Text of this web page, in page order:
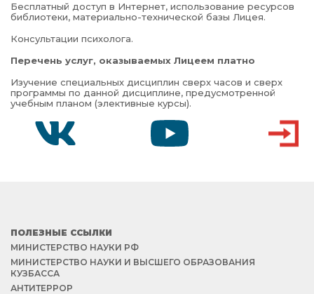
Бесплатный доступ в Интернет, использование ресурсов
библиотеки, материально-технической базы Лицея.
Консультации психолога.
Перечень услуг, оказываемых Лицеем платно
Изучение специальных дисциплин сверх часов и сверх
программы по данной дисциплине, предусмотренной
учебным планом (элективные курсы).
ПОЛЕЗНЫЕ ССЫЛКИ
МИНИСТЕРСТВО НАУКИ РФ
МИНИСТЕРСТВО НАУКИ И ВЫСШЕГО ОБРАЗОВАНИЯ
КУЗБАССА
АНТИТЕРРОР